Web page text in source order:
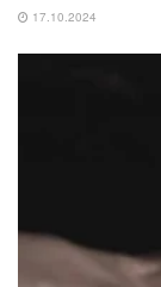
17.10.2024